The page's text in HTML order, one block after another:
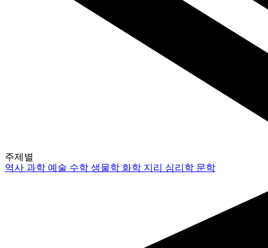
주제별
역사과학 예술 수학생물학 화학 지리 심리학 문학